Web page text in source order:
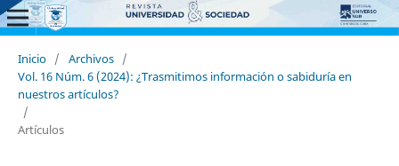
Inicio / Archivos /
Vol. 16 Núm. 6 (2024): ¿Trasmitimos información o sabiduría en
nuestros artículos?
/
Artículos